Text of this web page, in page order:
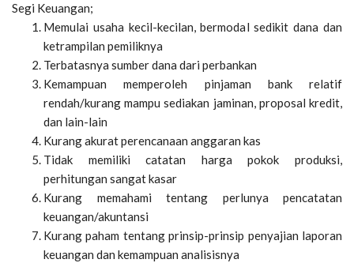
Segi Keuangan;
Memulai usaha kecil-kecilan, bermodal sedikit dana dan
ketrampilan pemiliknya
Terbatasnya sumber dana dari perbankan
Kemampuan memperoleh pinjaman bank relatif
rendah/kurang mampu sediakan jaminan, proposal kredit,
dan lain-lain
Kurang akurat perencanaan anggaran kas
Tidak memiliki catatan harga pokok produksi,
perhitungan sangat kasar
Kurang memahami tentang perlunya pencatatan
keuangan/akuntansi
Kurang paham tentang prinsip-prinsip penyajian laporan
keuangan dan kemampuan analisisnya